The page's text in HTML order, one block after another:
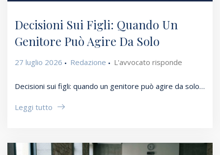
Decisioni Sui Figli: Quando Un
Genitore Può Agire Da Solo
27 luglio 2026 Redazione L'avvocato risponde
Decisioni sui figli: quando un genitore può agire da solo…
Leggi tutto